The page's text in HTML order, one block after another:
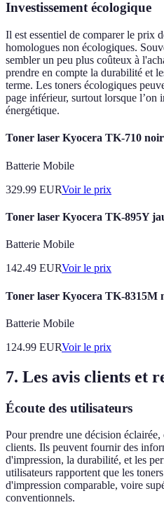
Investissement écologique
Il est essentiel de comparer le prix
homologues non écologiques.
sembler un peu plus coûteux à
prendre en compte la durabilité et
terme. Les toners écologiques
page inférieur, surtout lorsque l’on
énergétique.
Toner laser Kyocera TK-710 noir
Batterie Mobile
329.99 EURVoir le prix
Toner laser Kyocera TK-895Y
Batterie Mobile
142.49 EURVoir le prix
Toner laser Kyocera TK-8315M
Batterie Mobile
124.99 EURVoir le prix
7. Les avis clients et
Écoute des utilisateurs
Pour prendre une décision
clients. Ils peuvent fournir des
d'impression, la durabilité, et les
utilisateurs rapportent que les
d'impression comparable, voire
conventionnels.